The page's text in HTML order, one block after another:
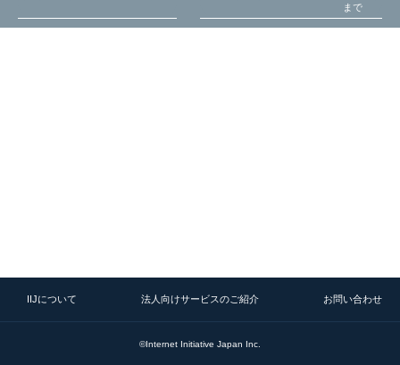
まで
IIJについて 法人向けサービスのご紹介 お問い合わせ
©Internet Initiative Japan Inc.